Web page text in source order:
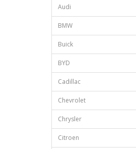
Audi
BMW
Buick
BYD
Cadillac
Chevrolet
Chrysler
Citroen